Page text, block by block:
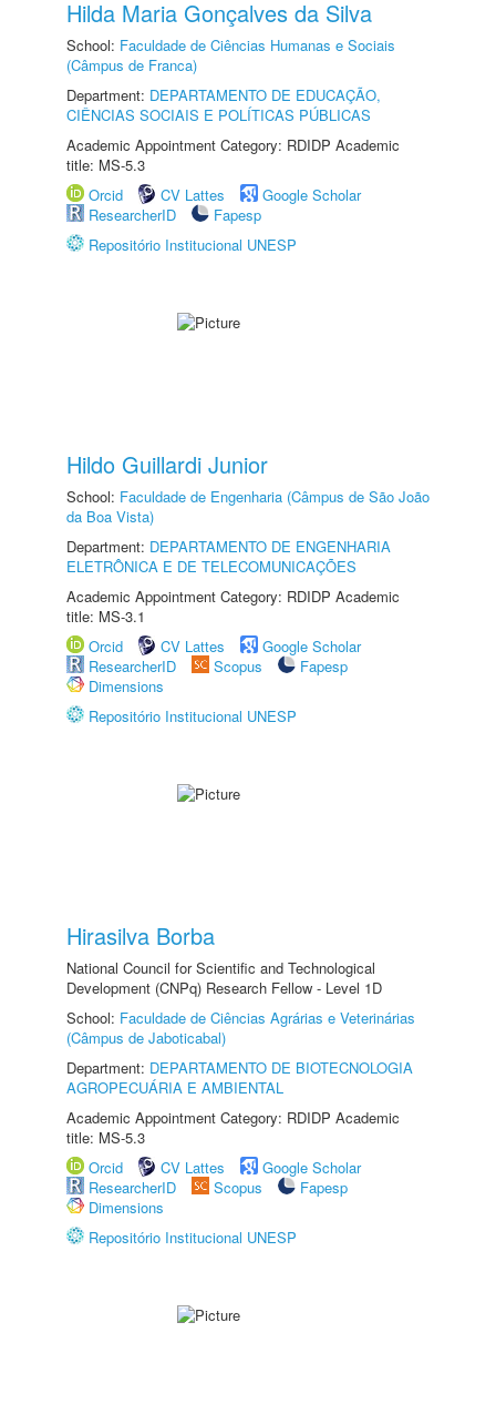
Hilda Maria Gonçalves da Silva
School: Faculdade de Ciências Humanas e Sociais
(Câmpus de Franca)
Department: DEPARTAMENTO DE EDUCAÇÃO,
CIÊNCIAS SOCIAIS E POLÍTICAS PÚBLICAS
Academic Appointment Category: RDIDP Academic
title: MS-5.3
Orcid
CV Lattes
Google Scholar
ResearcherID
Fapesp
Repositório Institucional UNESP
Hildo Guillardi Junior
School: Faculdade de Engenharia (Câmpus de São João
da Boa Vista)
Department: DEPARTAMENTO DE ENGENHARIA
ELETRÔNICA E DE TELECOMUNICAÇÕES
Academic Appointment Category: RDIDP Academic
title: MS-3.1
Orcid
CV Lattes
Google Scholar
ResearcherID
Scopus
Fapesp
Dimensions
Repositório Institucional UNESP
Hirasilva Borba
National Council for Scientific and Technological
Development (CNPq) Research Fellow - Level 1D
School: Faculdade de Ciências Agrárias e Veterinárias
(Câmpus de Jaboticabal)
Department: DEPARTAMENTO DE BIOTECNOLOGIA
AGROPECUÁRIA E AMBIENTAL
Academic Appointment Category: RDIDP Academic
title: MS-5.3
Orcid
CV Lattes
Google Scholar
ResearcherID
Scopus
Fapesp
Dimensions
Repositório Institucional UNESP